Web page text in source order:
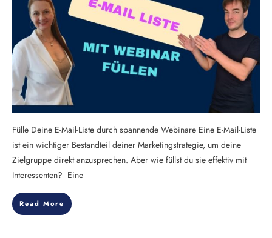
Fülle Deine E-Mail-Liste durch spannende Webinare Eine E-Mail-Liste
ist ein wichtiger Bestandteil deiner Marketingstrategie, um deine
Zielgruppe direkt anzusprechen. Aber wie füllst du sie effektiv mit
Interessenten? Eine
Read More